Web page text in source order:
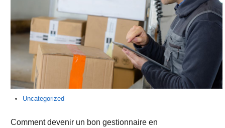
Uncategorized
Comment devenir un bon gestionnaire en